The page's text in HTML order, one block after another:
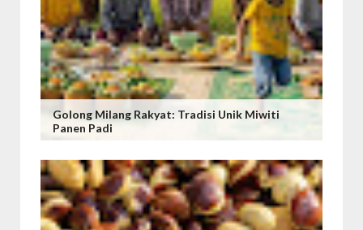
Golong Milang Rakyat: Tradisi Unik Miwiti
Panen Padi